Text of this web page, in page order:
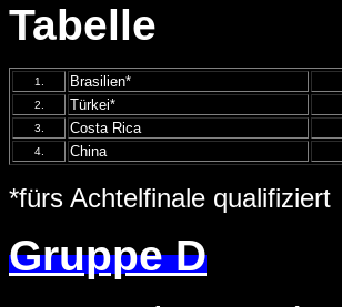
Tabelle
1. Brasilien*
2.
Türkei*
3.
Costa Rica
4.
China
*fürs Achtelfinale
Gruppe D